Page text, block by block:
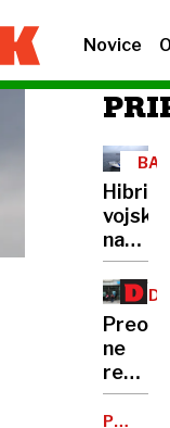
Novice
na
dnu
ne
rešuje
ne